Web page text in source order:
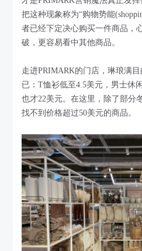
把这种现象称为“购物势能
者已经下定决心购买一件商品，
破，更容易看中其他商品。
走进PRIMARK的门店，琳琅满
已：T恤衫低至4.5美元，男士休
也才22美元。在这里，除了部分
找不到价格超过50美元的商品。